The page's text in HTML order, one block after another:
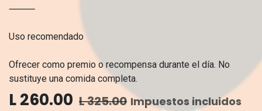
⸻
Uso recomendado
Ofrecer como premio o recompensa durante el día. No
sustituye una comida completa.
L260.00 L325.00 Impuestos incluidos